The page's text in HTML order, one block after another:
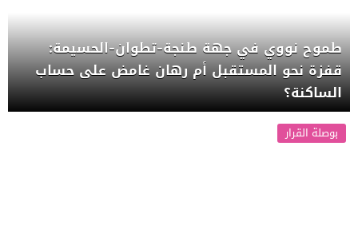
طموح نووي في جهة طنجة-تطوان-الحسيمة:
قفزة نحو المستقبل أم رهان غامض على حساب
الساكنة؟
بوصلة القرار